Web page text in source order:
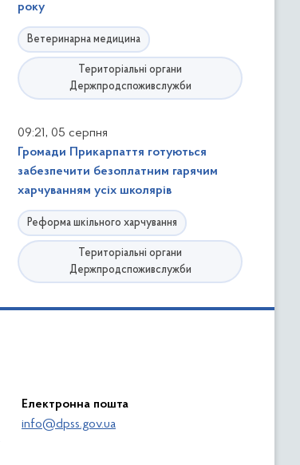
року
Ветеринарна медицина
Територіальні органи
Держпродспоживслужби
09:21, 05 серпня
Громади Прикарпаття готуються
забезпечити безоплатним гарячим
харчуванням усіх школярів
Реформа шкільного харчування
Територіальні органи
Держпродспоживслужби
Електронна пошта
info@dpss.gov.ua